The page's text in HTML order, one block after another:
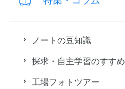
ノートの豆知識
探求・自主学習のすすめ
工場フォトツアー